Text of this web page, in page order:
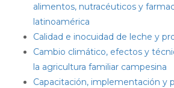
alimentos, nutracéuticos y
latinoamérica
Calidad e inocuidad de leche y
Cambio climático, efectos y
la agricultura familiar campesina
Capacitación, implementación y